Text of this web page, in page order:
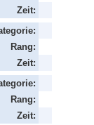
Zeit:
Rang:
Zeit:
Rang:
Zeit: